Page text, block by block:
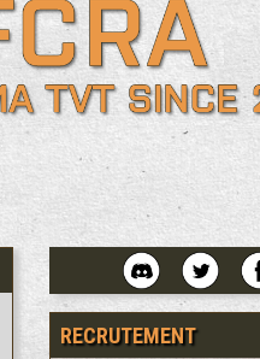
RECRUTEMENT